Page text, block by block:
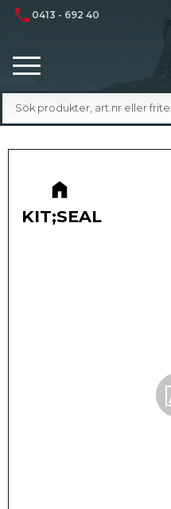
phone 0413 - 692 40
KIT;SEAL